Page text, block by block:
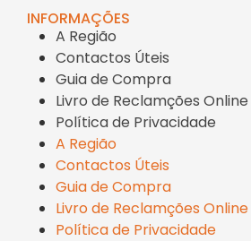
INFORMAÇÕES
A Região
Contactos Úteis
Guia de Compra
Livro de Reclamções Online
Política de Privacidade
A Região
Contactos Úteis
Guia de Compra
Livro de Reclamções Online
Política de Privacidade